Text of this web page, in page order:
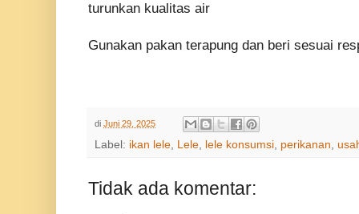
turunkan kualitas air
Gunakan pakan terapung dan beri sesuai
di Juni 29, 2025
Label: ikan lele Lele lele konsumsi perikanan
Tidak ada komentar: